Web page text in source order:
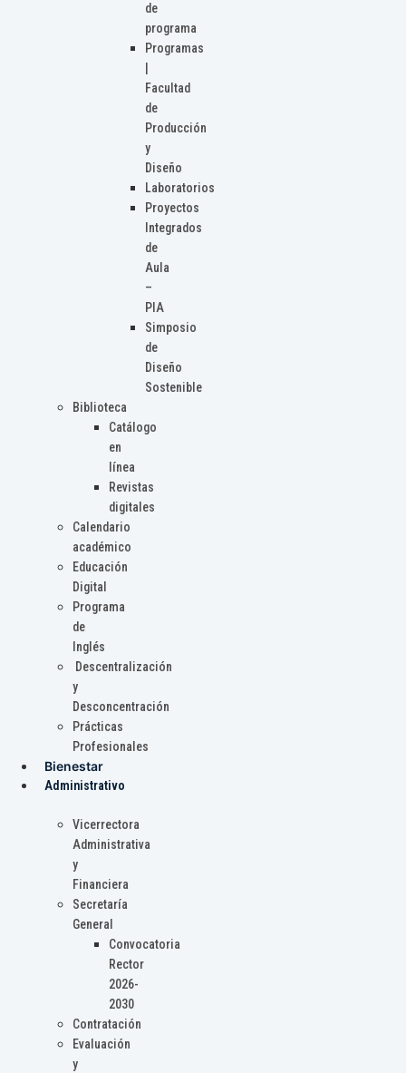
de
programa
Programas
Facultad
de
Producción
y
Diseño
Laboratorios
Proyectos
Integrados
de
Aula
–
PIA
Simposio
de
Diseño
Sostenible
Biblioteca
Catálogo
en
línea
Revistas
digitales
Calendario
académico
Educación
Digital
Programa
de
Inglés
Descentralización
y
Desconcentración
Prácticas
Profesionales
Bienestar
Administrativo
Vicerrectora
Administrativa
y
Financiera
Secretaría
General
Convocatoria
Rector
2026-
2030
Contratación
Evaluación
y